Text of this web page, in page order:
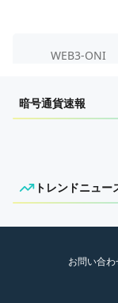
WEB3-ONI
暗号通貨速報
トレンドニュー
ニュースがありませ
お問い合わ